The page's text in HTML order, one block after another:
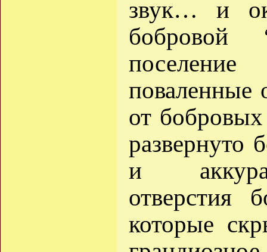
звук… и
бобровой
поваленные
от
развернуто
и
отверстия
которые